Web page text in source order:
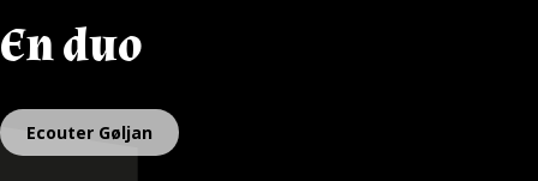
En duo
Ecouter Gøljan